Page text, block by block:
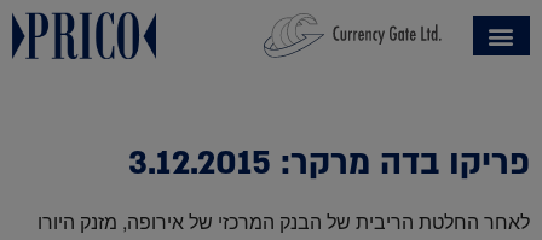
פריקו בדה מרקר: 3.12.2015
לאחר החלטת הריבית של הבנק המרכזי של אירופה, מזנק היורו